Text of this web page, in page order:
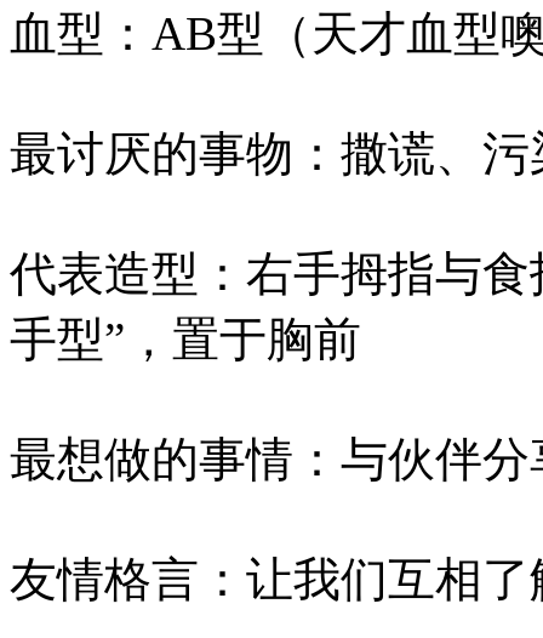
血型：AB型（天才血型
最讨厌的事物：撒谎、
代表造型：右手拇指与
手型”，置于胸前
最想做的事情：与伙伴
友情格言：让我们互相